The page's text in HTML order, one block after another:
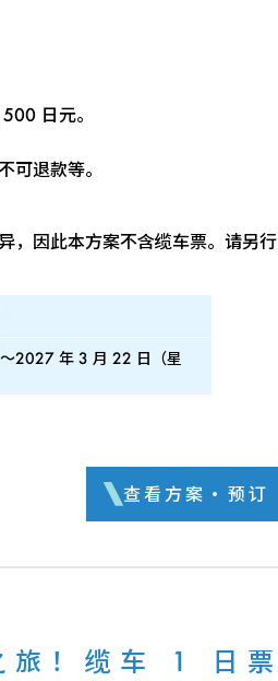
日元。
可退款等。
，因此本方案不含缆车票。请另行
2027 年 3 月 22 日（星
查看方案・预订
旅！缆车 1 日票